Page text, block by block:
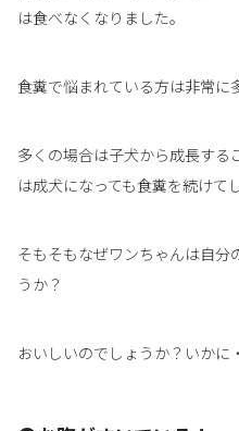
は食べなくなりました。
食糞で悩まれている方は非常に
多くの場合は子犬から成長する
は成犬になっても食糞を続けて
そもそもなぜワンちゃんは自分
うか？
おいしいのでしょうか？いかに